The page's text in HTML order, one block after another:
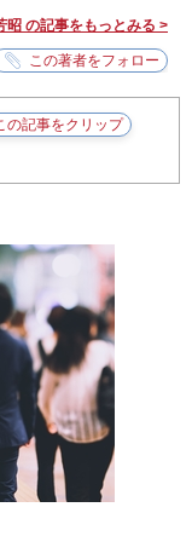
昭 の記事をもっとみる >